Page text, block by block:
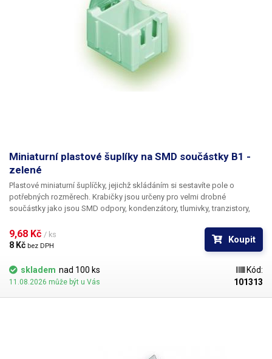
Miniaturní plastové šuplíky na SMD součástky B1 -
zelené
Plastové miniaturní šuplíčky, jejichž skládáním si sestavíte pole o
potřebných rozměrech. Krabičky jsou určeny pro velmi drobné
součástky jako jsou SMD odpory, kondenzátory, tlumivky, tranzistory,
šuplík o vnitřních rozměrech 21 × 17 mm. Shora je průhledný kryt, který
samočinně otevře pružina po odtažení zobáčku.
9,68 Kč / ks
8 Kč bez DPH
Koupit
skladem nad 100 ks
11.08.2026 může být u Vás
Kód:
101313